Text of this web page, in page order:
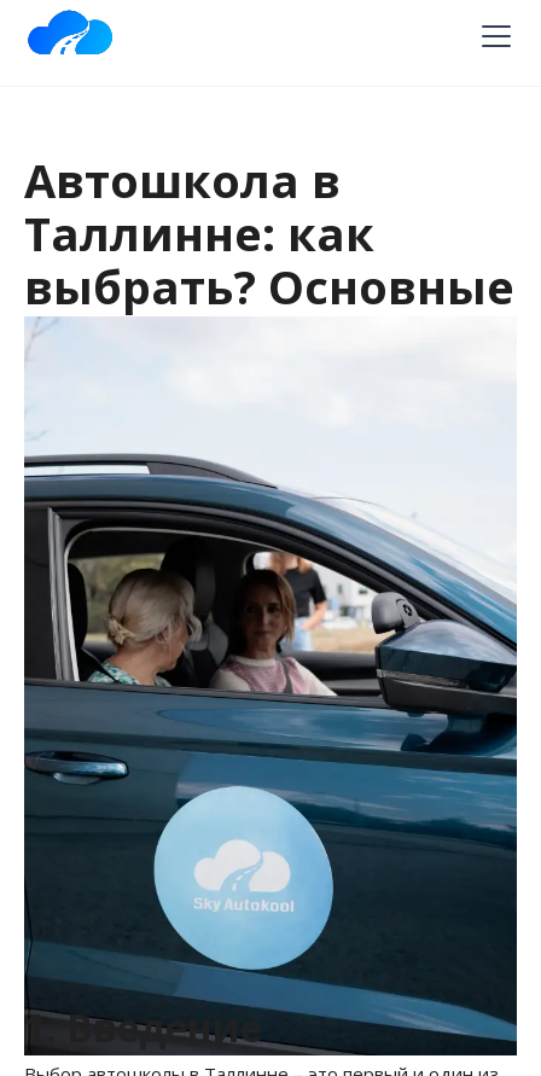
Автошкола в
Таллинне: как
выбрать? Основные
критерии
1. Введение